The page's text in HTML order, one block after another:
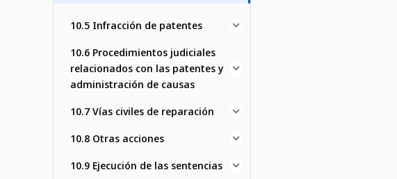
10.5 Infracción de patentes
10.6 Procedimientos judiciales
relacionados con las patentes y
administración de causas
10.7 Vías civiles de reparación
10.8 Otras acciones
10.9 Ejecución de las sentencias